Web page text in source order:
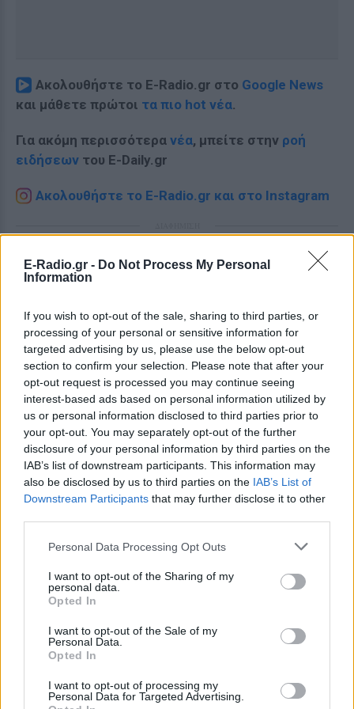
E-Radio.gr - Do Not Process My Personal
Information
If you wish to opt-out of the sale, sharing to third parties, or
processing of your personal or sensitive information for
targeted advertising by us, please use the below opt-out
section to confirm your selection. Please note that after your
opt-out request is processed you may continue seeing
interest-based ads based on personal information utilized by
us or personal information disclosed to third parties prior to
your opt-out. You may separately opt-out of the further
disclosure of your personal information by third parties on the
IAB’s list of downstream participants. This information may
also be disclosed by us to third parties on the IAB’s List of
Downstream Participants that may further disclose it to other
Personal Data Processing Opt Outs
I want to opt-out of the Sharing of my
personal data.
Opted In
I want to opt-out of the Sale of my
Personal Data.
Opted In
I want to opt-out of processing my
Personal Data for Targeted Advertising.
Ακολουθήστε το E-Radio.gr στο Google News
και μάθετε πρώτοι τα πιο hot νέα.
Για ακόμη περισσότερα νέα, μπείτε στην ροή
ειδήσεων του E-Daily.gr
Ακολουθήστε το E-Radio.gr και στο Instagram
ΔΕΙΤΕ ΕΠΙΣΗΣ
ΣΤΗΝ ΙΔΙΑ ΚΑΤΗΓΟΡΙΑ
Εντοπίστηκε σήραγγα 40
μέτρων στη Λιθουανία για τη